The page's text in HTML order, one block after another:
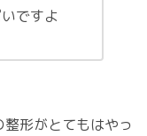
ですよ
形がとてもはやっ